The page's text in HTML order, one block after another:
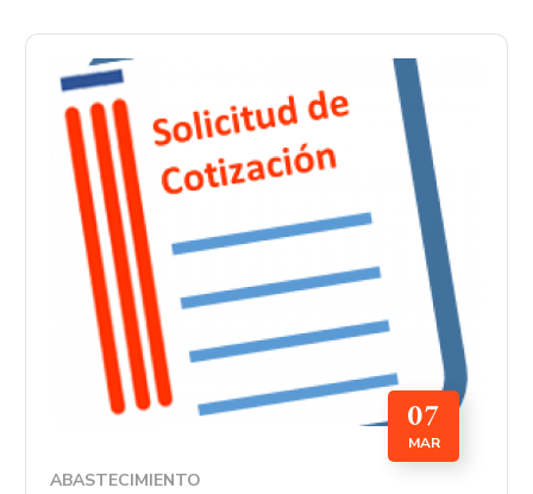
07
MAR
ABASTECIMIENTO